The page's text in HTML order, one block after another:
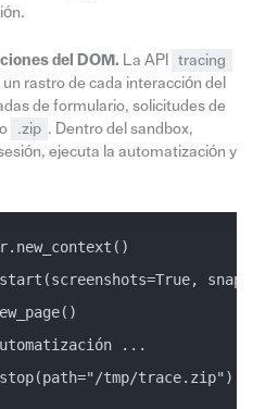
del DOM. La API
tracing
rastro de cada interacción del
de formulario, solicitudes de
.zip . Dentro del sandbox,
ejecuta la automatización y
...
tmp/trace.zip")